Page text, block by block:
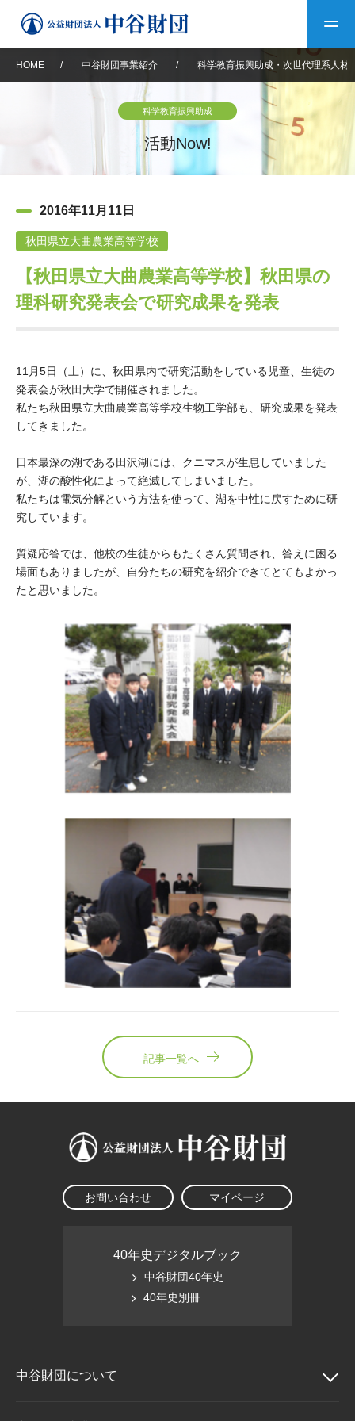
中谷財団について
設立趣意書
沿革 40年史デジタルブック
中谷財団40年史
役員・評議員 公開情報
年報一覧
中谷財団事業紹介
神戸賞 長期大型研究助成
大学院生奨学金
国際学生交流プログラ
ム
次世代理系人材育成プ
ログラム助成
中谷財団動画紹介
その他情報
アクセス よくあるご質問
日本語 English マイページ
HOME / 中谷財団事業紹介 / 科学教育振興助成・次世代理系人材
科学教育振興助成
活動Now!
2016年11月11日
秋田県立大曲農業高等学校
【秋田県立大曲農業高等学校】秋田県の
理科研究発表会で研究成果を発表
11月5日（土）に、秋田県内で研究活動をしている児童、生徒の
発表会が秋田大学で開催されました。
私たち秋田県立大曲農業高等学校生物工学部も、研究成果を発表
してきました。
日本最深の湖である田沢湖には、クニマスが生息していました
が、湖の酸性化によって絶滅してしまいました。
私たちは電気分解という方法を使って、湖を中性に戻すために研
究しています。
質疑応答では、他校の生徒からもたくさん質問され、答えに困る
場面もありましたが、自分たちの研究を紹介できてとてもよかっ
たと思いました。
記事一覧へ
お問い合わせ マイページ
40年史デジタルブック
中谷財団40年史
40年史別冊
中谷財団について